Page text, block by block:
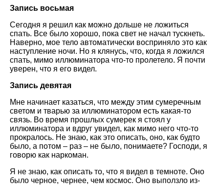
Запись восьмая
Сегодня я решил как можно дольше не ложиться
спать. Все было хорошо, пока свет не начал тускнеть.
Наверно, мое тело автоматически восприняло это как
наступление ночи. Но я клянусь, что, когда я ложился
спать, мимо иллюминатора что-то пролетело. Я почти
уверен, что я его видел.
Запись девятая
Мне начинает казаться, что между этим сумеречным
светом и тварью за иллюминатором есть какая-то
связь. Во время прошлых сумерек я стоял у
иллюминатора и вдруг увидел, как мимо него что-то
прокралось. Не знаю, как это описать, оно, как будто
было, а потом – раз – не было, понимаете? Господи, я
говорю как наркоман.
Я не знаю, как описать то, что я видел в темноте. Оно
было черное, чернее, чем космос. Оно выползло из-